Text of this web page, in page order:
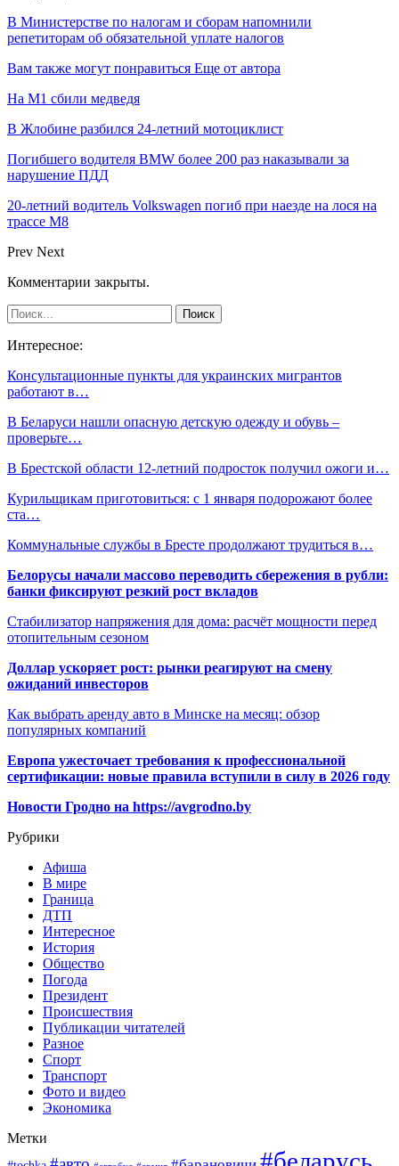
В Министерстве по налогам и сборам напомнили
репетиторам об обязательной уплате налогов
Вам также могут понравиться Еще от автора
На М1 сбили медведя
В Жлобине разбился 24-летний мотоциклист
Погибшего водителя BMW более 200 раз наказывали за
нарушение ПДД
20-летний водитель Volkswagen погиб при наезде на лося на
трассе М8
Prev Next
Комментарии закрыты.
Интересное:
Консультационные пункты для украинских мигрантов
работают в…
В Беларуси нашли опасную детскую одежду и обувь –
проверьте…
В Брестской области 12-летний подросток получил ожоги и…
Курильщикам приготовиться: с 1 января подорожают более
ста…
Коммунальные службы в Бресте продолжают трудиться в…
Белорусы начали массово переводить сбережения в рубли:
банки фиксируют резкий рост вкладов
Стабилизатор напряжения для дома: расчёт мощности перед
отопительным сезоном
Доллар ускоряет рост: рынки реагируют на смену
ожиданий инвесторов
Как выбрать аренду авто в Минске на месяц: обзор
популярных компаний
Европа ужесточает требования к профессиональной
сертификации: новые правила вступили в силу в 2026 году
Новости Гродно на https://avgrodno.by
Рубрики
Афиша
В мире
Граница
ДТП
Интересное
История
Общество
Погода
Президент
Происшествия
Публикации читателей
Разное
Спорт
Транспорт
Фото и видео
Экономика
Метки